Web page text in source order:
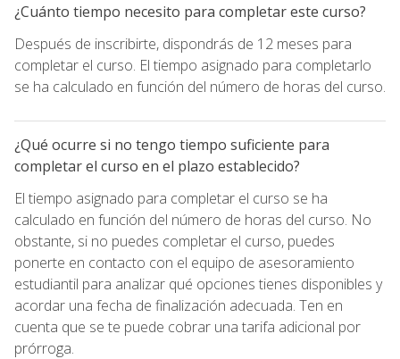
¿Cuánto tiempo necesito para completar este curso?
Después de inscribirte, dispondrás de 12 meses para
completar el curso. El tiempo asignado para completarlo
se ha calculado en función del número de horas del curso.
¿Qué ocurre si no tengo tiempo suficiente para
completar el curso en el plazo establecido?
El tiempo asignado para completar el curso se ha
calculado en función del número de horas del curso. No
obstante, si no puedes completar el curso, puedes
ponerte en contacto con el equipo de asesoramiento
estudiantil para analizar qué opciones tienes disponibles y
acordar una fecha de finalización adecuada. Ten en
cuenta que se te puede cobrar una tarifa adicional por
prórroga.